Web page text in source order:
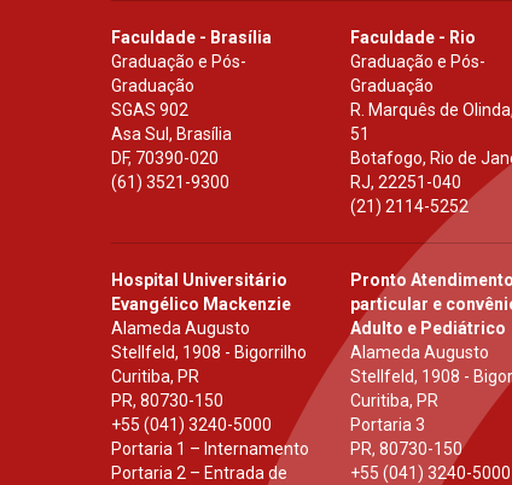
Faculdade - Brasília
Graduação e Pós-
Graduação
SGAS 902
Asa Sul, Brasília
DF, 70390-020
(61) 3521-9300
Faculdade - Rio
Graduação e Pós-
Graduação
R. Marquês de
51
Botafogo, Rio de
RJ,22251-040
(21) 2114-5252
Hospital Universitário
Evangélico Mackenzie
Alameda Augusto
Stellfeld, 1908 - Bigorrilho
Curitiba, PR
PR, 80730-150
+55 (041) 3240-5000
Portaria 1 – Internamento
Portaria 2 – Entrada de
Pronto
particular e
Adulto e Pediátrico
Alameda Augusto
Stellfeld, 1908 -
Curitiba, PR
Portaria 3
PR,80730-150
+55 (041) 3240-5000